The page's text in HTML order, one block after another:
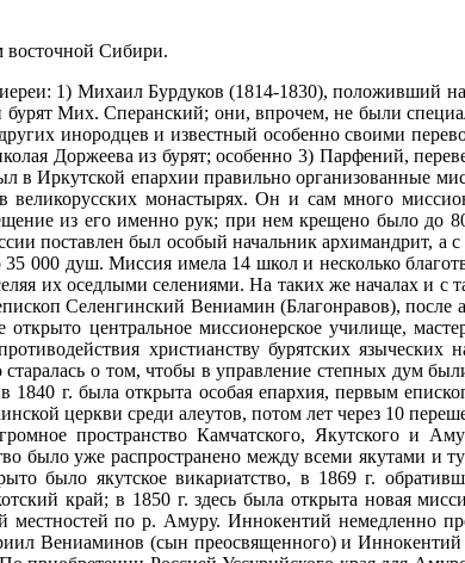
восточной Сибири.
1) Михаил Бурдуков (1814-1830), положивший
Мих. Сперанский; они, впрочем, не были
инородцев и известный особенно своими
Доржеева из бурят; особенно 3) Парфений,
в Иркутской епархии правильно организованные
монастырях. Он и сам много
из его именно рук; при нем крещено было до
поставлен был особый начальник архимандрит,
000 душ. Миссия имела 14 школ и несколько
их оседлыми селениями. На таких же началах и с
Селенгинский Вениамин (Благонравов),
центральное миссионерское училище,
христианству бурятских
ο том, чтобы в управление степных дум
г. была открыта особая епархия, первым
церкви среди алеутов, потом лет через 10
пространство Камчатского, Якутского и
было уже распространено между всеми якутами и
было якутское викариатство, в 1869 г.
край; в 1850 г. здесь была открыта новая
местностей по р. Амуру. Иннокентий немедленно
Вениаминов (сын преосвященного) и